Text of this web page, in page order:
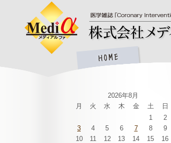
2026年8月
月
火 水 木 金 土
日
1
2
3
4 5 6 7 8
9
10
11 12 13 14 15
16